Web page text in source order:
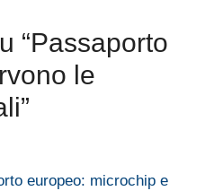
“Passaporto
le
europeo: microchip e